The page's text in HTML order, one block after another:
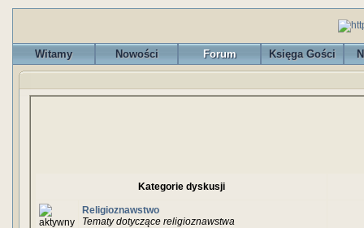
Witamy Nowości Forum Księga Gości
Kategorie dyskusji
Religioznawstwo
Tematy dotyczące religioznawstwa